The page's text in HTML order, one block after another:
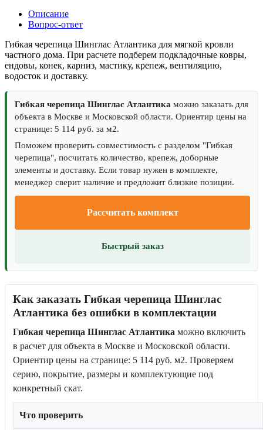
Описание
Вопрос-ответ
Гибкая черепица Шинглас Атлантика для мягкой кровли
частного дома. При расчете подберем подкладочные ковры,
ендовы, конек, карниз, мастику, крепеж, вентиляцию,
водосток и доставку.
Гибкая черепица Шинглас Атлантика можно заказать для
объекта в Москве и Московской области. Ориентир цены на
странице: 5 114 руб. за м2.
Поможем проверить совместимость с разделом "Гибкая
черепица", посчитать количество, крепеж, доборные
элементы и доставку. Если товар нужен в комплекте,
менеджер сверит наличие и предложит близкие позиции.
Рассчитать комплект
Быстрый заказ
Как заказать Гибкая черепица Шинглас
Атлантика без ошибки в комплектации
Гибкая черепица Шинглас Атлантика можно включить
в расчет для объекта в Москве и Московской области.
Ориентир цены на странице: 5 114 руб. м2. Проверяем
серию, покрытие, размеры и комплектующие под
конкретный скат.
Что проверить